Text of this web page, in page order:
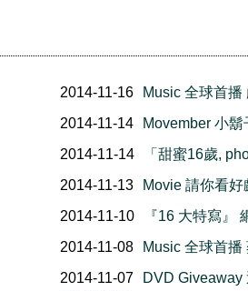
2014-11-16
Music 全球首
2014-11-14
Movember 小
2014-11-14
「甜蜜16歲,
2014-11-13
Movie 請你看
2014-11-10
『16 大特寫』
2014-11-08
Music 全球首
2014-11-07
DVD Giveaway